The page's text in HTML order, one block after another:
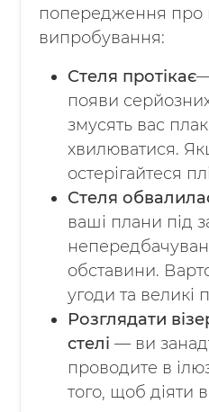
попередження про
випробування:
Стеля протікає
появи
змусять вас
хвилюватися.
остерігайтеся
Стеля
ваші плани під
обставини.
угоди та великі
Розглядати
стелі — ви
проводите в
того, щоб діяти